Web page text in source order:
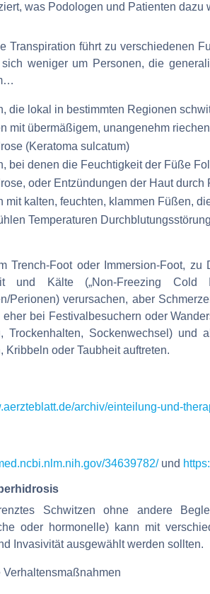
was Podologen und Patienten dazu
Transpiration führt zu verschiedenen
weniger um Personen, die
die lokal in bestimmten Regionen
mit übermäßigem, unangenehm
(Keratoma sulcatum)
bei denen die Feuchtigkeit der Füße
oder Entzündungen der Haut
mit kalten, feuchten, klammen Füßen,
Temperaturen
Trench-Foot oder Immersion-Foot,
und Kälte („Non-Freezing Cold
Perionen) verursachen, aber
eher bei Festivalbesuchern oder
Trockenhalten, Sockenwechsel) und
Kribbeln oder Taubheit auftreten.
archiv/einteilung-und-
34639782/und
Schwitzen ohne andere
oder hormonelle) kann mit
Invasivität ausgewählt werden sollten.